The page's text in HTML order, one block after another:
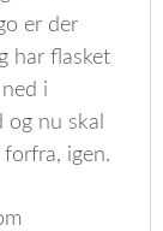
er der
har flasket
i
og nu skal
igen.